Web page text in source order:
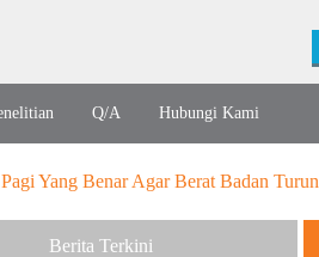
Q/A Hubungi Kami
Yang Benar Agar Berat Badan Turun
Berita Terkini